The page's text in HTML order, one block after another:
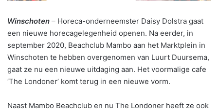
Winschoten – Horeca-onderneemster Daisy Dolstra gaat
een nieuwe horecagelegenheid openen. Na eerder, in
september 2020, Beachclub Mambo aan het Marktplein in
Winschoten te hebben overgenomen van Luurt Duursema,
gaat ze nu een nieuwe uitdaging aan. Het voormalige cafe
‘The Londoner’ komt terug in een nieuwe vorm.
Naast Mambo Beachclub en nu The Londoner heeft ze ook